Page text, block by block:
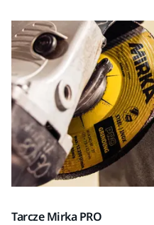
Tarcze Mirka PRO